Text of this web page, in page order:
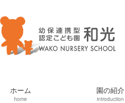
ホーム
home
園の紹介
introduction